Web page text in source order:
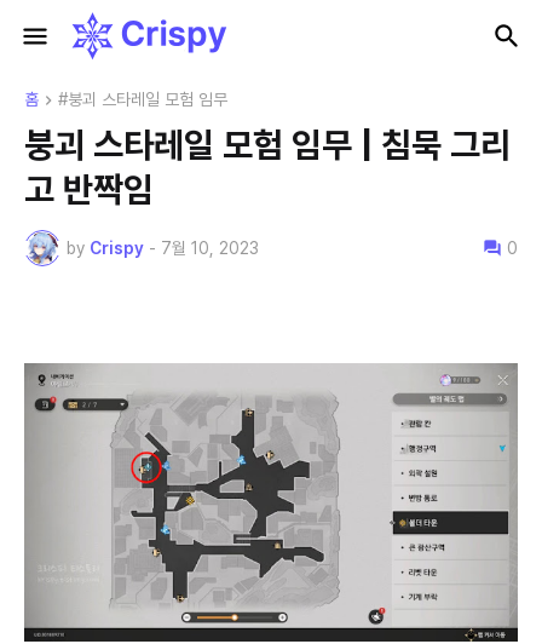
홈 #붕괴 스타레일 모험 임무
붕괴 스타레일 모험 임무 | 침묵 그리
고 반짝임
by Crispy - 7월 10, 2023 0